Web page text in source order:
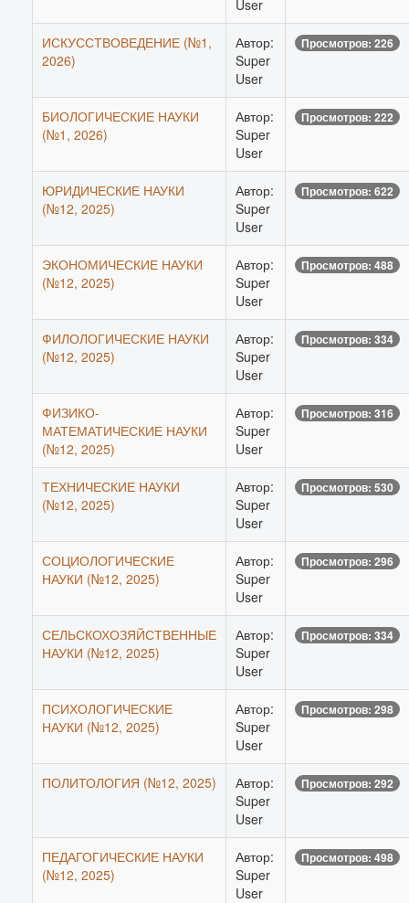
User
ИСКУССТВОВЕДЕНИЕ (№1,
2026)
Автор:
Super
User
Просмотров: 226
БИОЛОГИЧЕСКИЕ НАУКИ
(№1, 2026)
Автор:
Super
User
Просмотров: 222
ЮРИДИЧЕСКИЕ НАУКИ
(№12, 2025)
Автор:
Super
User
Просмотров: 622
ЭКОНОМИЧЕСКИЕ НАУКИ
(№12, 2025)
Автор:
Super
User
Просмотров: 488
ФИЛОЛОГИЧЕСКИЕ НАУКИ
(№12, 2025)
Автор:
Super
User
Просмотров: 334
ФИЗИКО-
МАТЕМАТИЧЕСКИЕ НАУКИ
(№12, 2025)
Автор:
Super
User
Просмотров: 316
ТЕХНИЧЕСКИЕ НАУКИ
(№12, 2025)
Автор:
Super
User
Просмотров: 530
СОЦИОЛОГИЧЕСКИЕ
НАУКИ (№12, 2025)
Автор:
Super
User
Просмотров: 296
СЕЛЬСКОХОЗЯЙСТВЕННЫЕ
НАУКИ (№12, 2025)
Автор:
Super
User
Просмотров: 334
ПСИХОЛОГИЧЕСКИЕ
НАУКИ (№12, 2025)
Автор:
Super
User
Просмотров: 298
ПОЛИТОЛОГИЯ (№12, 2025)
Автор:
Super
User
Просмотров: 292
ПЕДАГОГИЧЕСКИЕ НАУКИ
(№12, 2025)
Автор:
Super
User
Просмотров: 498